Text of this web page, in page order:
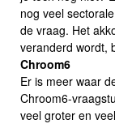
nog veel
de vraag. Het
veranderd wordt,
Chroom6
Er is meer waar
Chroom6-
veel groter en